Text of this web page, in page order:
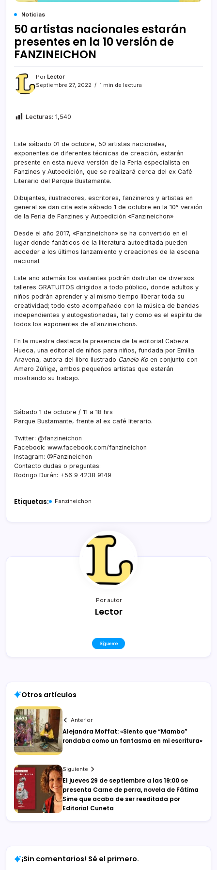
Noticias
50 artistas nacionales estarán
presentes en la 10 versión de
FANZINEICHON
Por Lector
Septiembre 27, 2022
1 min de lectura
Lecturas: 1,540
Este sábado 01 de octubre, 50 artistas nacionales,
exponentes de diferentes técnicas de creación, estarán
presente en esta nueva versión de la Feria especialista en
Fanzines y Autoedición, que se realizará cerca del ex Café
Literario del Parque Bustamante.
Dibujantes, ilustradores, escritores, fanzineros y artistas en
general se dan cita este sábado 1 de octubre en la 10° versión
de la Feria de Fanzines y Autoedición «Fanzineichon»
Desde el año 2017, «Fanzineichon» se ha convertido en el
lugar donde fanáticos de la literatura autoeditada pueden
acceder a los últimos lanzamiento y creaciones de la escena
nacional.
Este año además los visitantes podrán disfrutar de diversos
talleres GRATUITOS dirigidos a todo público, donde adultos y
niños podrán aprender y al mismo tiempo liberar toda su
creatividad; todo esto acompañado con la música de bandas
independientes y autogestionadas, tal y como es el espíritu de
todos los exponentes de «Fanzineichon».
En la muestra destaca la presencia de la editorial Cabeza
Hueca, una editorial de niños para niños, fundada por Emilia
Aravena, autora del libro ilustrado Canelo Ko en conjunto con
Amaro Zúñiga, ambos pequeños artistas que estarán
mostrando su trabajo.
Sábado 1 de octubre / 11 a 18 hrs
Parque Bustamante, frente al ex café literario.
Twitter: @fanzineichon
Facebook: www.facebook.com/fanzineichon
Instagram: @Fanzineichon
Contacto dudas o preguntas:
Rodrigo Durán: +56 9 4238 9149
Etiquetas: Fanzineichon
Por autor
Lector
Sígueme
Otros artículos
Anterior
Alejandra Moffat: «Siento que “Mambo”
rondaba como un fantasma en mi escritura»
Siguiente
El jueves 29 de septiembre a las 19:00 se
presenta Carne de perra, novela de Fátima
Sime que acaba de ser reeditada por
Editorial Cuneta
¡Sin comentarios! Sé el primero.